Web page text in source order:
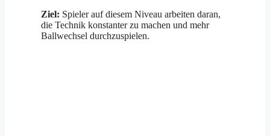
Ziel: Spieler auf diesem Niveau arbeiten daran,
die Technik konstanter zu machen und mehr
Ballwechsel durchzuspielen.